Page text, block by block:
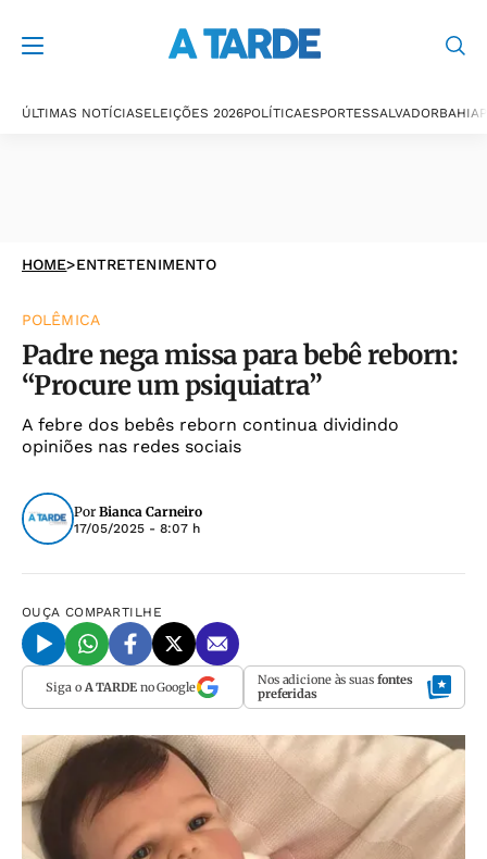
ÚLTIMAS NOTÍCIASELEIÇÕES 2026POLÍTICAESPORTESSALVADORBAHIA
HOME>ENTRETENIMENTO
POLÊMICA
Padre nega missa para bebê reborn:
“Procure um psiquiatra”
A febre dos bebês reborn continua dividindo
opiniões nas redes sociais
Por Bianca Carneiro
17/05/2025 - 8:07 h
OUÇA COMPARTILHE
Siga o A TARDEno Google Nos adicione às suas fontes
preferidas